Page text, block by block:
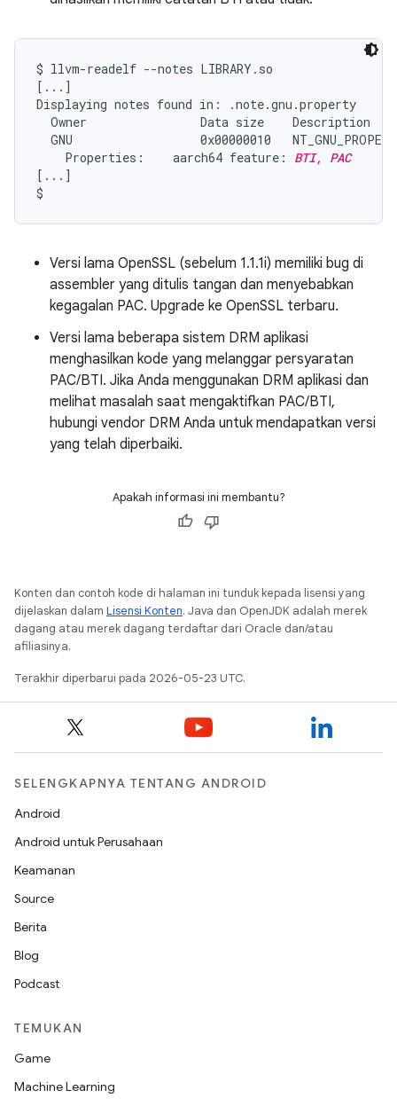
$ llvm-readelf --notes LIBRARY.so
[...]
Displaying notes found in: .note.gnu.property
  Owner                Data size    Description
GNU                  0x00000010
    Properties:    aarch64 feature:
BTI, PAC
[...]
Versi lama OpenSSL (sebelum 1.1.1i) memiliki bug di
assembler yang ditulis tangan dan menyebabkan
kegagalan PAC. Upgrade ke OpenSSL terbaru.
Versi lama beberapa sistem DRM aplikasi
menghasilkan kode yang melanggar persyaratan
PAC/BTI. Jika Anda menggunakan DRM aplikasi dan
melihat masalah saat mengaktifkan PAC/BTI,
hubungi vendor DRM Anda untuk mendapatkan versi
yang telah diperbaiki.
Apakah informasi ini membantu?
Konten dan contoh kode di halaman ini tunduk kepada lisensi yang
dijelaskan dalam Lisensi Konten. Java dan OpenJDK adalah merek
dagang atau merek dagang terdaftar dari Oracle dan/atau
afiliasinya.
Terakhir diperbarui pada 2026-05-23 UTC.
SELENGKAPNYA TENTANG ANDROID
Android
Android untuk Perusahaan
Keamanan
Source
Berita
Blog
Podcast
TEMUKAN
Game
Machine Learning